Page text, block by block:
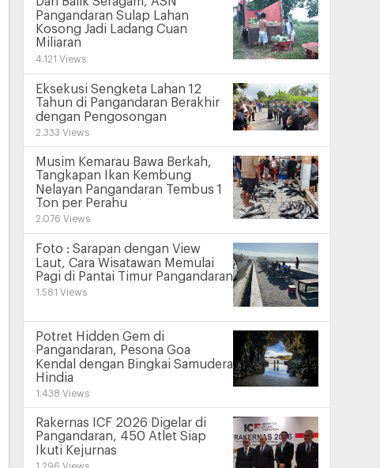
Pangandaran Sulap Lahan
Kosong Jadi Ladang Cuan
Miliaran
4.121 Views
Eksekusi Sengketa Lahan 12
Tahun di Pangandaran Berakhir
dengan Pengosongan
2.333 Views
Musim Kemarau Bawa Berkah,
Tangkapan Ikan Kembung
Nelayan Pangandaran Tembus 1
Ton per Perahu
2.076 Views
Foto : Sarapan dengan View
Laut, Cara Wisatawan Memulai
Pagi di Pantai Timur Pangandaran
1.581 Views
Potret Hidden Gem di
Pangandaran, Pesona Goa
Kendal dengan Bingkai Samudera
Hindia
1.438 Views
Rakernas ICF 2026 Digelar di
Pangandaran, 450 Atlet Siap
Ikuti Kejurnas